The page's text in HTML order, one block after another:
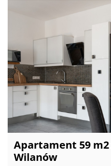
Apartament 59
Wilanów